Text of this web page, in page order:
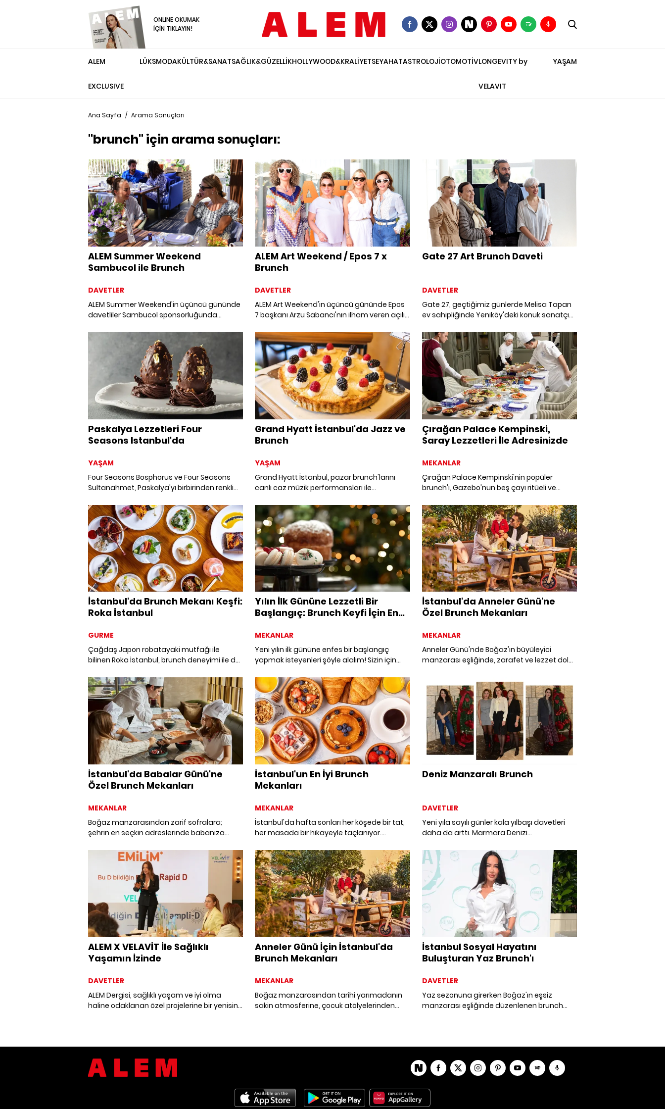
ONLINE OKUMAK
İÇİN TIKLAYIN!
ALEM
EXCLUSIVE
LÜKSMODAKÜLTÜR&SANATSAĞLIK&GÜZELLİKHOLLYWOOD&KRALİYETSEYAHATASTROLOJİOTOMOTİVLONGEVITY by
VELAVIT
YAŞAM
Ana Sayfa / Arama Sonuçları
"brunch" için arama sonuçları:
ALEM Summer Weekend
Sambucol ile Brunch
DAVETLER
ALEM Summer Weekend'in üçüncü gününde
davetliler Sambucol sponsorluğunda
veda ettiler.
ALEM Art Weekend / Epos 7 x
Brunch
DAVETLER
ALEM Art Weekend'in üçüncü gününde Epos
7 başkanı Arzu Sabancı'nın ilham veren açılış
brunch yaptı.
Gate 27 Art Brunch Daveti
DAVETLER
Gate 27, geçtiğimiz günlerde Melisa Tapan
ev sahipliğinde Yeniköy'deki konuk sanatçı
merhaba dedi. Sezonun ilk Art Brunch'ında;
kültür-sanat dünyasının önde gelen isimleri
bir araya gelirken, buluşmada Gate 27'nin
yeni programı ”Yaratıcı Zanaat Konaklama”
misafirlere tanıtıldı.
Paskalya Lezzetleri Four
Seasons Istanbul'da
YAŞAM
Four Seasons Bosphorus ve Four Seasons
Sultanahmet, Paskalya'yı birbirinden renkli
kutluyor.
Grand Hyatt İstanbul'da Jazz ve
Brunch
YAŞAM
Grand Hyatt İstanbul, pazar brunch'larını
canlı caz müzik performansları ile
Çırağan Palace Kempinski,
Saray Lezzetleri İle Adresinizde
MEKANLAR
Çırağan Palace Kempinski'nin popüler
brunch'ı, Gazebo'nun beş çayı ritüeli ve
Restoran'ın lezzetleri, artık yalnızca
ziyaretçilere özel değil. Çırağan Palace'ın
yenilenen catering servisi, saray lezzetlerini
adresinize getiriyor.
İstanbul'da Brunch Mekanı Keşfi:
Roka İstanbul
GURME
Çağdaş Japon robatayaki mutfağı ile
bilinen Roka İstanbul, brunch deneyimi ile de
atmosferine dek Roka İstanbul'u keşfettik.
Yılın İlk Gününe Lezzetli Bir
Başlangıç: Brunch Keyfi İçin En
MEKANLAR
Yeni yılın ilk gününe enfes bir başlangıç
yapmak isteyenleri şöyle alalım! Sizin için
izini sürdük. Taptaze lezzetlerden oluşan
zengin menüler, keyifli atmosferler ve sıcak
kahvelerle bu özel günü unutulmaz
kılabilirsiniz. İşte, yeni yıla yepyeni bir enerji ile
başlamak için mutlaka denemeniz gereken
mekan önerileri…
İstanbul'da Anneler Günü'ne
Özel Brunch Mekanları
MEKANLAR
Anneler Günü'nde Boğaz'ın büyüleyici
manzarası eşliğinde, zarafet ve lezzet dolu
unutulmaz bir brunch deneyimiyle şımartın!
İstanbul'da Babalar Günü'ne
Özel Brunch Mekanları
MEKANLAR
Boğaz manzarasından zarif sofralara;
şehrin en seçkin adreslerinde babanıza
İstanbul'un En İyi Brunch
Mekanları
MEKANLAR
İstanbul'da hafta sonları her köşede bir tat,
her masada bir hikayeyle taçlanıyor.
Hazırlanın, İstanbul'un brunch mekanlarına
davetlisiniz.
Deniz Manzaralı Brunch
DAVETLER
Yeni yıla sayılı günler kala yılbaşı davetleri
daha da arttı. Marmara Denizi
sosyal hayatın tanınan isimlerini buluşturdu.
ALEM X VELAVİT İle Sağlıklı
Yaşamın İzinde
DAVETLER
ALEM Dergisi, sağlıklı yaşam ve iyi olma
haline odaklanan özel projelerine bir yenisini
getirdi.
Anneler Günü İçin İstanbul'da
Brunch Mekanları
MEKANLAR
Boğaz manzarasından tarihi yarımadanın
sakin atmosferine, çocuk atölyelerinden
İstanbul Sosyal Hayatını
Buluşturan Yaz Brunch'ı
DAVETLER
Yaz sezonuna girerken Boğaz'ın eşsiz
manzarası eşliğinde düzenlenen brunch